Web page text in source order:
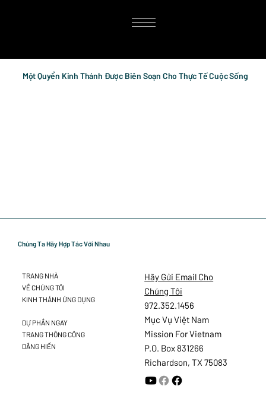
Một Quyển Kinh Thánh Được Biên Soạn Cho Thực Tế Cuộc Sống
Chúng Ta Hãy Hợp Tác Với Nhau
Hãy Gửi Email Cho
Chúng Tôi
972.352.1456
Mục Vụ Việt Nam
Mission For Vietnam
P.O. Box 831266
Richardson, TX 75083
TRANG NHÀ
VỀ CHÚNG TÔI
KINH THÁNH ỨNG DỤNG
DỰ PHẦN NGAY
TRANG THÔNG CÔNG
DÂNG HIẾN